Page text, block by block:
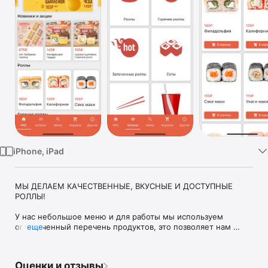
iPhone, iPad
МЫ ДЕЛАЕМ КАЧЕСТВЕННЫЕ, ВКУСНЫЕ И ДОСТУПНЫЕ
РОЛЛЫ!
У нас небольшое меню и для работы мы используем
ограниченный перечень продуктов, это позволяет нам
еще
Оценки и отзывы